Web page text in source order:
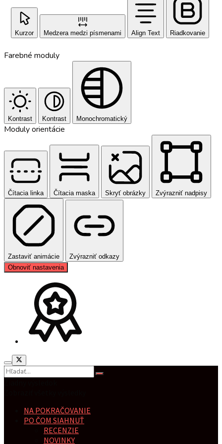
Kurzor Medzera medzi písmenami Align Text Riadkovanie
Farebné moduly
Kontrast Kontrast Monochromatický
Moduly orientácie
Čítacia linka Čítacia maska Skryť obrázky Zvýrazniť nadpisy
Zastaviť animácie
Zvýrazniť odkazy
Obnoviť nastavenia
NA POKRAČOVANIE
PO ČOM SIAHNUŤ
RECENZIE
NOVINKY